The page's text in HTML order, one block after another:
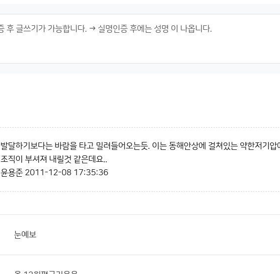
발달하기보다는 바람을 타고 밀려들어오는듯. 이는 동해안상에 걸쳐있는 약한저기
조직이 부셔져 내릴것 같은데요..
윤용준 2011-12-08 17:35:36
눈예보